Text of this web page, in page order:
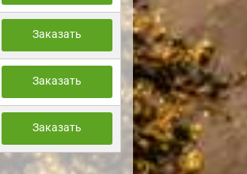
Заказать
Заказать
Заказать